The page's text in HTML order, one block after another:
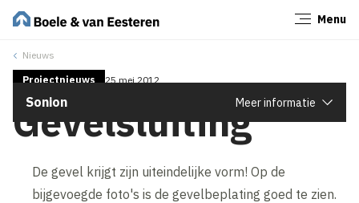
Menu
Nieuws
Sonion Meer informatie
Projectnieuws 25 mei 2012
Gevelsluiting
De gevel krijgt zijn uiteindelijke vorm! Op de
bijgevoegde foto's is de gevelbeplating goed te zien.
Sluiten